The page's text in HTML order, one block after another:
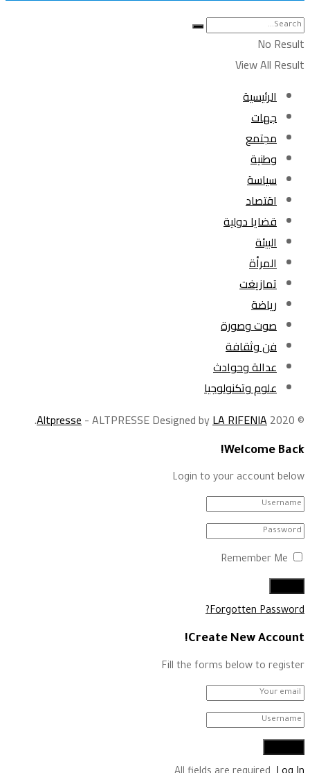
No Result
View All Result
الرئيسية
جهات
مجتمع
وطنية
سياسة
اقتصاد
قضايا دولية
البيئة
المرأة
تمازيغت
رياضة
صوت وصورة
فن وثقافة
عدالة وحوادث
علوم وتكنولوجيا
© 2020
Altpresse- ALTPRESSE Designed byLA RIFENIA
.
Welcome Back!
Login to your account below
Remember Me
Forgotten Password?
Create New Account!
Fill the forms below to register